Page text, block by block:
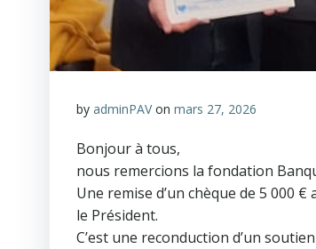
by adminPAV on mars 27, 2026
Bonjour à tous,
nous remercions la fondation
Une remise d’un chèque de 5 000
le Président.
C’est une reconduction d’un